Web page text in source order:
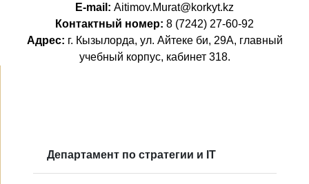
E-mail: Aitimov.Murat@korkyt.kz
Контактный номер: 8 (7242) 27-60-92
Адрес: г. Кызылорда, ул. Айтеке би, 29А, главный
учебный корпус, кабинет 318.
Департамент по стратегии и IT